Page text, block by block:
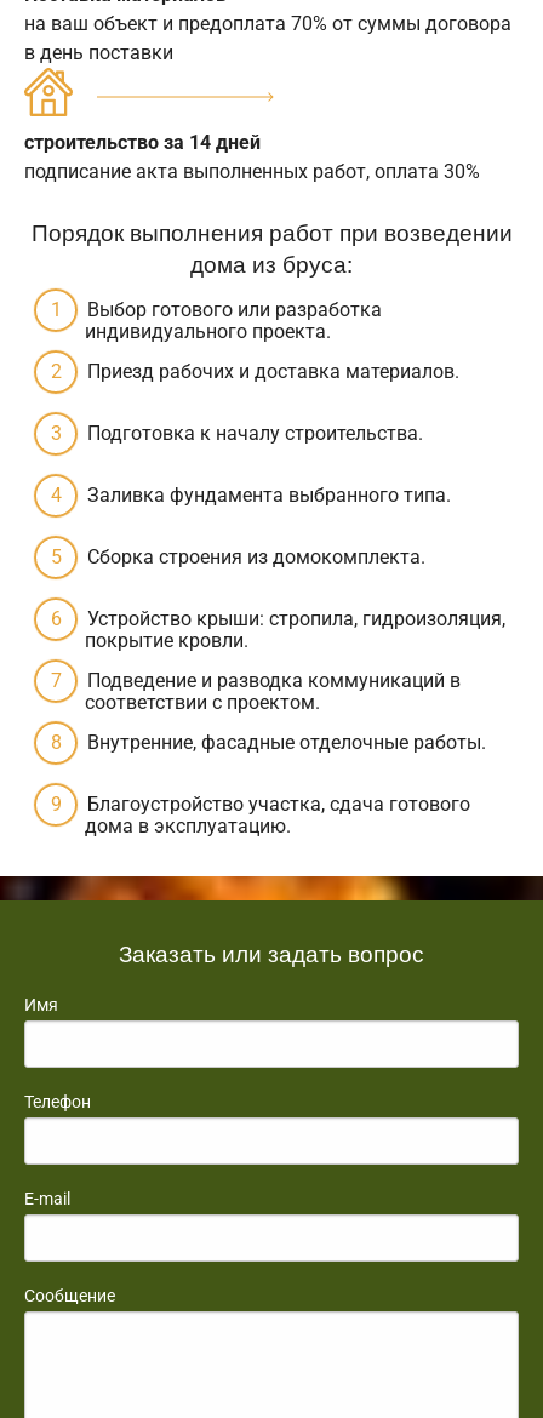
на ваш объект и предоплата 70% от суммы договора
в день поставки
строительство за 14 дней
подписание акта выполненных работ, оплата 30%
Порядок выполнения работ при возведении
дома из бруса:
Выбор готового или разработка
индивидуального проекта.
Приезд рабочих и доставка материалов.
Подготовка к началу строительства.
Заливка фундамента выбранного типа.
Сборка строения из домокомплекта.
Устройство крыши: стропила, гидроизоляция,
покрытие кровли.
Подведение и разводка коммуникаций в
соответствии с проектом.
Внутренние, фасадные отделочные работы.
Благоустройство участка, сдача готового
дома в эксплуатацию.
Заказать или задать вопрос
Имя
Телефон
E-mail
Сообщение